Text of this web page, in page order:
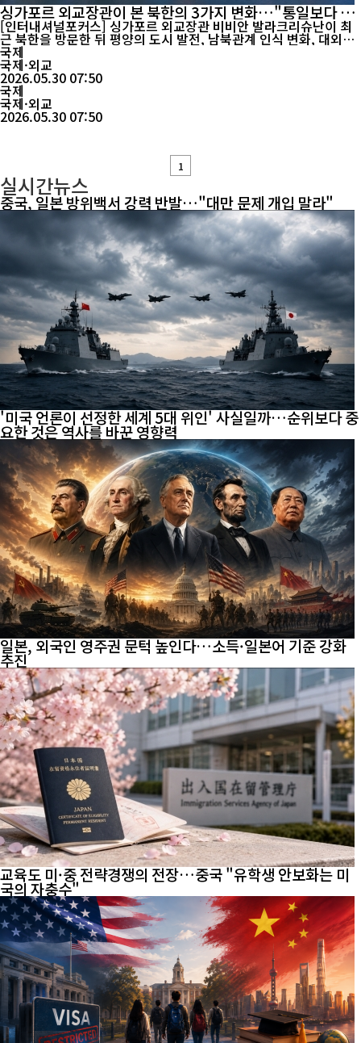
싱가포르 외교장관이 본 북한의 3가지 변화…"통일보다 자
력갱생"
[인터내셔널포커스] 싱가포르 외교장관 비비안 발라크리슈난이 최
근 북한을 방문한 뒤 평양의 도시 발전, 남북관계 인식 변화, 대외정
책 기조 등 세 가지 변화를 직접 확인했다고 밝혔다. 비비안 장관은
지난 26일부터 27일까지 북한 외무성 초청으로 평양을 방문했다. 싱
가포르 외교장관의 방북은 2018년 이후 8년 만이다. 그는 방북 일정
을 마친 뒤 28일 서울에서 싱가포르 언론과 만나 북...
국제
국제·외교
2026.05.30 07:50
국제
국제·외교
2026.05.30 07:50
1
실시간뉴스
중국, 일본 방위백서 강력 반발…"대만 문제 개입 말라"
'미국 언론이 선정한 세계 5대 위인' 사실일까…순위보다 중
요한 것은 역사를 바꾼 영향력
일본, 외국인 영주권 문턱 높인다…소득·일본어 기준 강화
추진
교육도 미·중 전략경쟁의 전장…중국 "유학생 안보화는 미
국의 자충수"